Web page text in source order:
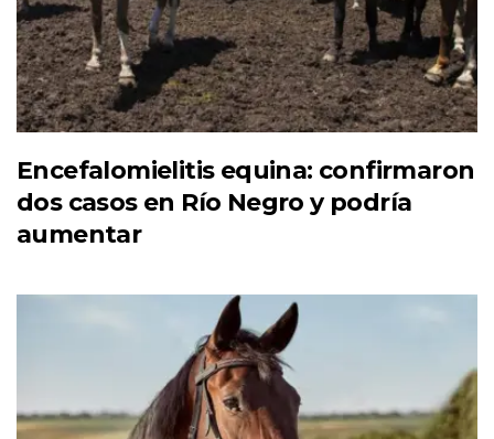
Encefalomielitis equina: confirmaron
dos casos en Río Negro y podría
aumentar